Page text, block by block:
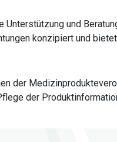
und
konzipiert und
der
der